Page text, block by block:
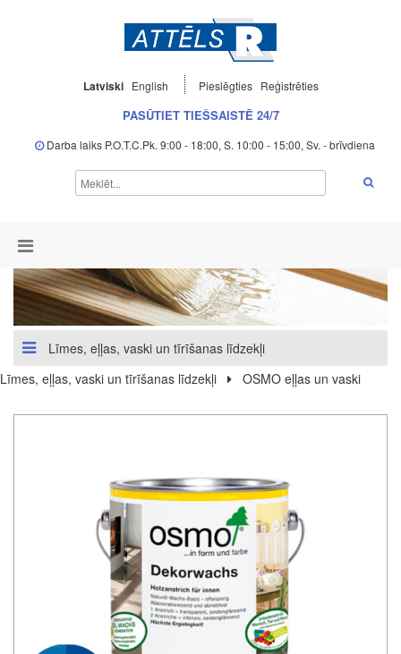
Latviski English Pieslēgties Reģistrēties
PASŪTIET TIEŠSAISTĒ 24/7
Darba laiks P.O.T.C.Pk. 9:00 - 18:00, S. 10:00 - 15:00, Sv. - brīvdiena
Līmes, eļļas, vaski un tīrīšanas līdzekļi
Līmes, eļļas, vaski un tīrīšanas līdzekļi
OSMO eļļas un vaski